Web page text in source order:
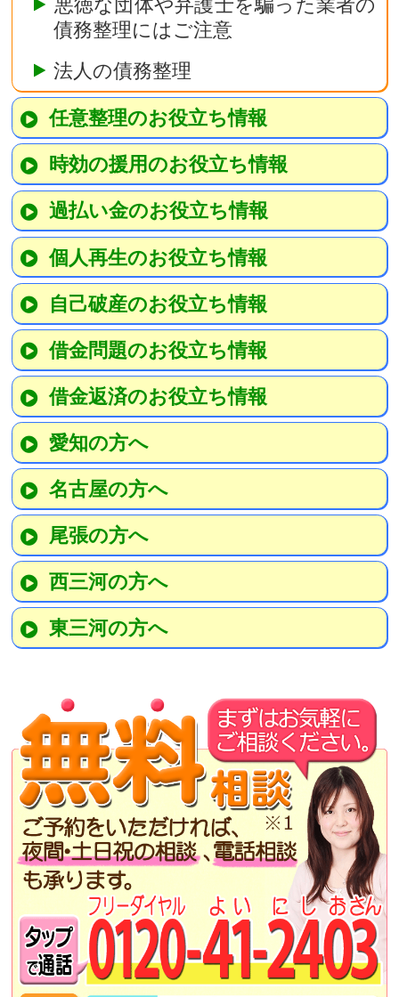
悪徳な団体や弁護士を騙った業者の
債務整理にはご注意
法人の債務整理
任意整理のお役立ち情報
時効の援用のお役立ち情報
過払い金のお役立ち情報
個人再生のお役立ち情報
自己破産のお役立ち情報
借金問題のお役立ち情報
借金返済のお役立ち情報
愛知の方へ
名古屋の方へ
尾張の方へ
西三河の方へ
東三河の方へ